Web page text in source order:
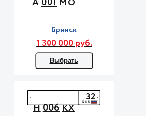
А МО
Брянск
1 300 000 руб.
Выбрать
Н006КХ
32